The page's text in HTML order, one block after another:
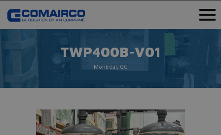
TWP400B-V01
Montréal, QC